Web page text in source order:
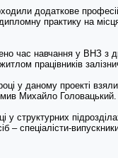
додаткове
практику на
час навчання у ВНЗ з
працівників
у даному проекті
Михайло Головацький.
структурних
– спеціалісти-